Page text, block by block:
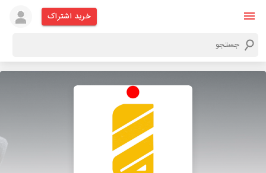
خرید اشتراک